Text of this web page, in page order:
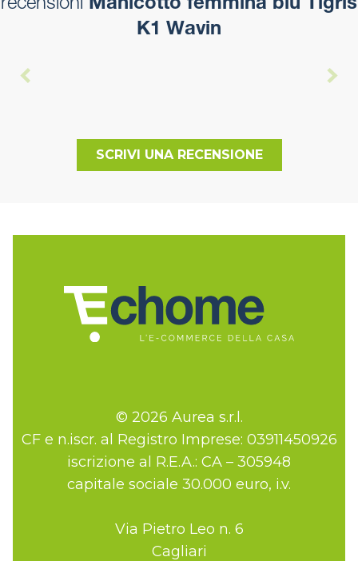
recensioni Manicotto femmina blu Tigris
K1 Wavin
SCRIVI UNA RECENSIONE
© 2026 Aurea s.r.l.
CF e n.iscr. al Registro Imprese: 03911450926
iscrizione al R.E.A.: CA – 305948
capitale sociale 30.000 euro, i.v.
Via Pietro Leo n. 6
Cagliari